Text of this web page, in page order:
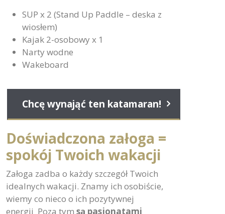
SUP x 2 (Stand Up Paddle – deska z
wiosłem)
Kajak 2-osobowy x 1
Narty wodne
Wakeboard
Chcę wynająć ten katamaran!
Doświadczona załoga =
spokój Twoich wakacji
Załoga zadba o każdy szczegół Twoich
idealnych wakacji. Znamy ich osobiście,
wiemy co nieco o ich pozytywnej
energii Poza tym są pasjonatami